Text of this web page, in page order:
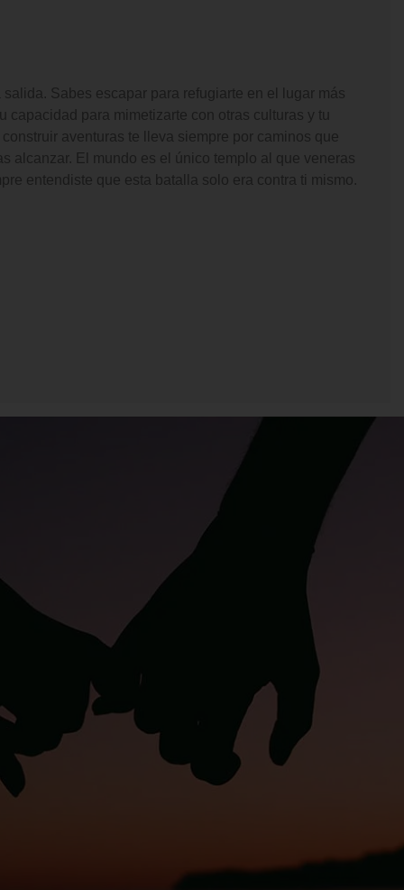
Sabes escapar para refugiarte en el lugar más
capacidad para mimetizarte con otras culturas y tu
construir aventuras te lleva siempre por caminos que
alcanzar. El mundo es el único templo al que veneras
entendiste que esta batalla solo era contra ti mismo.